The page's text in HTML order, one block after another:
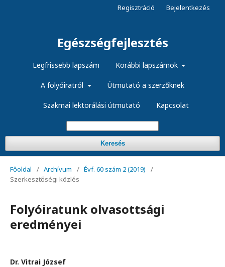
Egészségfejlesztés
Legfrissebb lapszám Korábbi lapszámok
A folyóiratról Útmutató a szerzőknek
Szakmai lektorálási útmutató Kapcsolat
Keresés
Regisztráció Bejelentkezés
Főoldal / Archívum / Évf. 60 szám 2 (2019)
/
Szerkesztőségi közlés
Folyóiratunk olvasottsági
eredményei
Dr. Vitrai József